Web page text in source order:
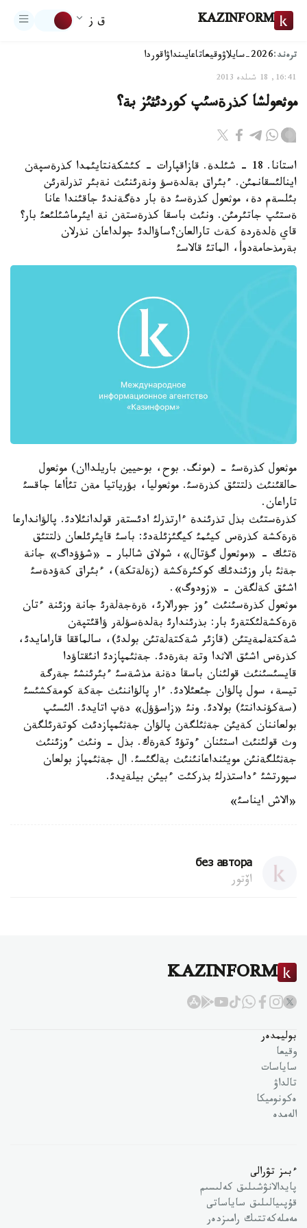
KAZINFORM ق ز
ترەند:2026-سايلاۋ وقيعاتاعايىنداۋاقوردا
16:41, 18 شىلدە 2013
موثعولشا كذرةسئپ كوردئثئز بة؟
استانا. 18 - شئلدة. قازاقپارات - كئشكةنتايئمدا كذرةسپةن
اينالئسقانمئن. ءبئراق بةلدةسؤ ونةرئنئث نةبئر تذرلةرئن
بئلسةم دة، موثعول كذرةسئ دة بار دةگةندئ جاقئندا عانا
ةستئپ جاتئرمئن. ونئث باسقا كذرةستةن نة ايئرماشئلئعئ بار؟
قاي ةلدةردة كةث تارالعان؟ساؤالدئ جولداعان نذرلان
بةرمذحامةدوأ، الماتئ قالاسئ
موثعول كذرةسئ - (مونگ. بوح، بوحيين باريلداان) موثعول
حالقئنئث ذلتتئق كذرةسئ. موثعوليا، بؤرياتيا مةن تئأاعا جاقسئ
تاراعان.
كذرةستئث بذل تذرئندة ءارتذرلئ ادئستةر قولدانئلادئ. پالؤاندارعا
ةرةكشة كذرةس كيئمئ كيگئزئلةدئ: باسئ قايئرئلعان ذلتتئق
ةتئك - «موثعول گؤتال»، شولاق شالبار - «شؤؤداگ» جانة
جةثئ بار وزئندئك كوكئرةكشة (زةلةتكة)، ءبئراق كةؤدةسئ
اشئق كةلگةن - «زودوگ».
موثعول كذرةسئنئث ءوز جورالارئ، ةرةجةلةرئ جانة وزئنة ءتان
ةرةكشةلئكتةرئ بار: بذرئندارئ بةلدةسؤلةر ؤاقئتپةن
شةكتةلمةيتئن (قازئر شةكتةلةتئن بولدئ)، سالماققا قارامايدئ،
كذرةس اشئق الاثدا وتة بةرةدئ. جةثئمپازدئ انئقتاؤدا
قايسئسئنئث قولئنان باسقا دةنة مذشةسئ ءبئرئنشئ جةرگة
تيسة، سول پالؤان جئعئلادئ. ءار پالؤاننئث جةكة كومةكشئسئ
(سةكؤندانتئ) بولادئ. ونئ «زاسؤؤل» دةپ اتايدئ. الئسئپ
بولعاننان كةيئن جةثئلگةن پالؤان جةثئمپازدئث كوتةرئلگةن
وث قولئنئث استئنان ءوتؤئ كةرةك. بذل - ونئث ءوزئنئث
جةثئلگةنئن مويئنداعانئنئث بةلگئسئ. ال جةثئمپاز بولعان
سپورتشئ ءداستذرلئ بذركئت ءبيئن بيلةيدئ.
«الاش ايناسئ»
без автора
اۆتور
KAZINFORM
بوليمدەر
وقيعا
ساياسات
تالداۋ
ەكونوميكا
الەمدە
ءبىز تۋرالى
پايدالانۋشىلىق كەلىسىم
قۇپىيالىلىق ساياساتى
مەملەكەتتىك رامىزدەر